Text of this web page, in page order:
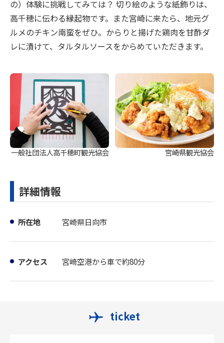
の）体験に挑戦してみては？ 切り絵のような紙飾りは、
高千穂に伝わる縁起物です。また宮崎に来たら、地元グ
ルメのチキン南蛮をぜひ。からりと揚げた鶏肉を甘酢ダ
レに漬けて、タルタルソースをからめていただきます。
一般社団法人高千穂町観光協会 宮崎県観光協会
詳細情報
所在地 宮崎県日向市
アクセス 宮崎空港から車で約80分
ticket